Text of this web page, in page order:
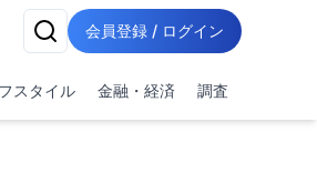
会員登録 / ログイン
スタイル 金融・経済 調査